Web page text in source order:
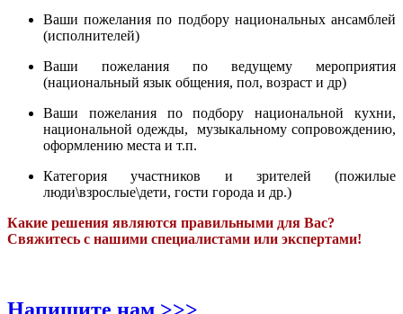
Ваши пожелания по подбору национальных ансамблей
(исполнителей)
Ваши пожелания по ведущему мероприятия
(национальный язык общения, пол, возраст и др)
Ваши пожелания по подбору национальной кухни,
национальной одежды, музыкальному сопровождению,
оформлению места и т.п.
Категория участников и зрителей (пожилые
люди\взрослые\дети, гости города и др.)
Какие решения являются правильными для Вас?
Свяжитесь с нашими специалистами или экспертами!